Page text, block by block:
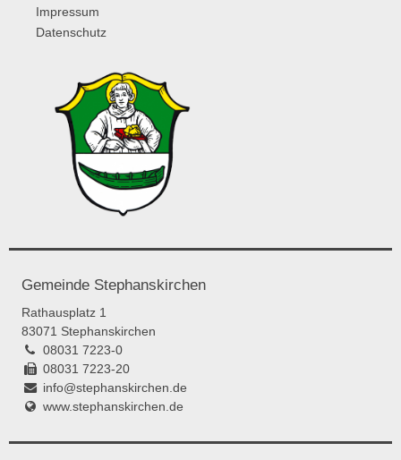
Impressum
Datenschutz
Gemeinde Stephanskirchen
Rathausplatz 1
83071 Stephanskirchen
08031 7223-0
08031 7223-20
info@stephanskirchen.de
www.stephanskirchen.de